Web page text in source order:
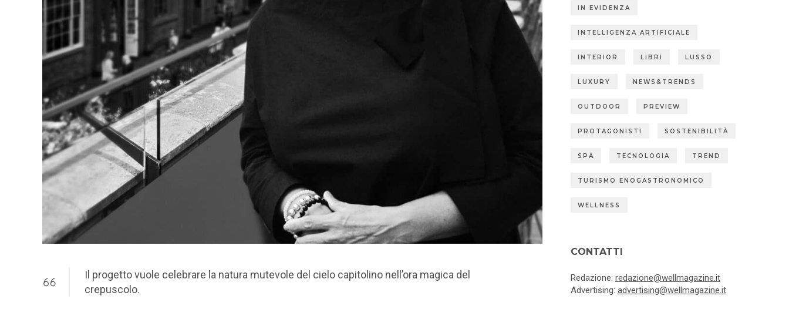
Il progetto vuole celebrare la natura mutevole del cielo capitolino nell’ora magica del
crepuscolo.
IN EVIDENZA
INTELLIGENZA ARTIFICIALE
INTERIOR LIBRI LUSSO
LUXURY NEWS&TRENDS
OUTDOOR PREVIEW
PROTAGONISTI SOSTENIBILITÀ
SPA TECNOLOGIA TREND
TURISMO ENOGASTRONOMICO
WELLNESS
CONTATTI
Redazione: redazione@wellmagazine.it
Advertising: advertising@wellmagazine.it